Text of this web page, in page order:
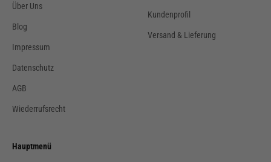
Über Uns
Blog
Impressum
Datenschutz
AGB
Wiederrufsrecht
Kundenprofil
Versand & Lieferung
Hauptmenü